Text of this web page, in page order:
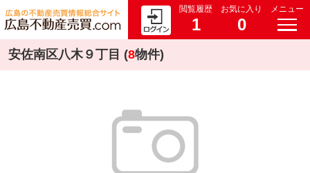
閲覧履歴
1
お気に入り
0
メニュー
安佐南区八木９丁目 (8物件)